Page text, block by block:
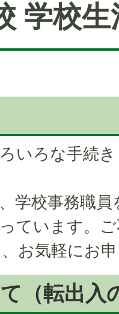
学校生
いろな手続
学校事務職
ています。
お気軽にお
（転出入